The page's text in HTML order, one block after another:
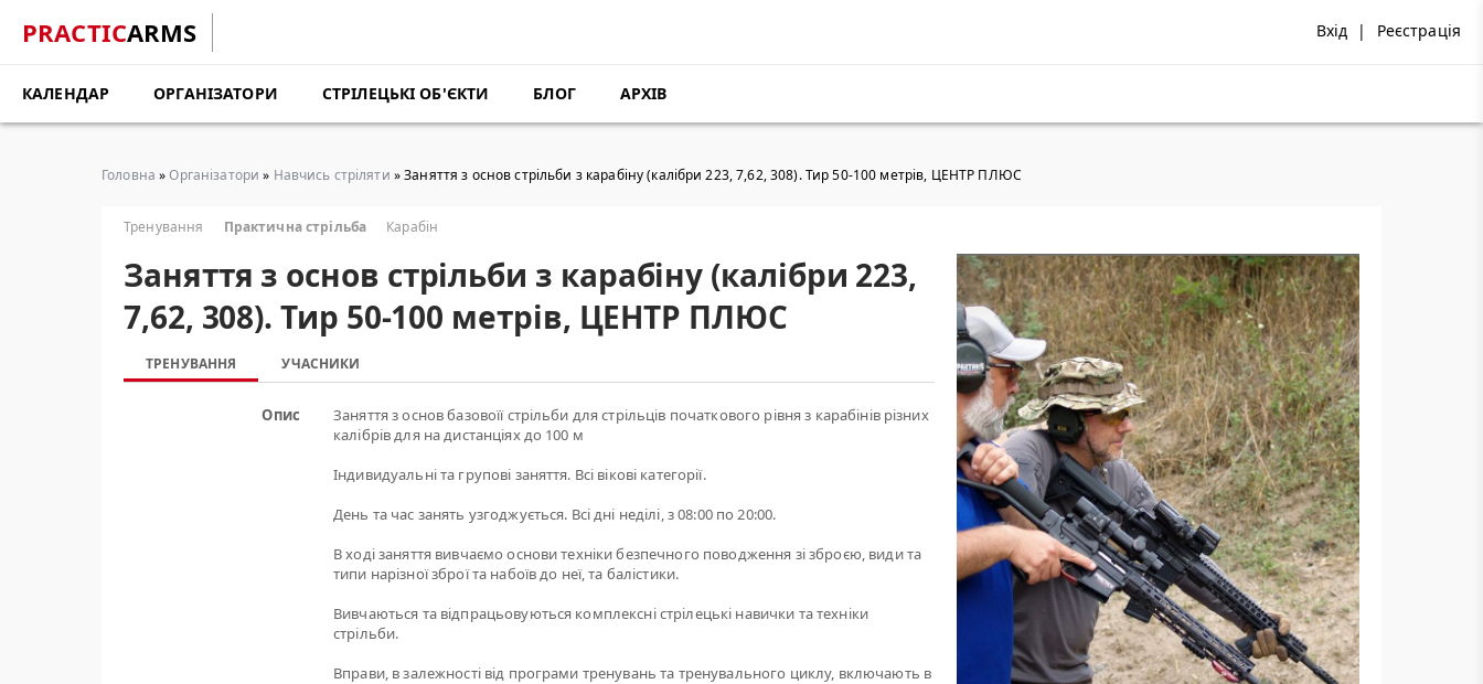
PRACTICARMS Вхід | Реєстрація
КАЛЕНДАР ОРГАНІЗАТОРИ СТРІЛЕЦЬКІ ОБ'ЄКТИ БЛОГ АРХІВ
Головна »Організатори » Навчись стріляти » Заняття з основ стрільби з карабіну (калібри 223, 7,62, 308). Тир 50-100 метрів, ЦЕНТР ПЛЮС
Тренування Практична стрільба Карабін
Заняття з основ стрільби з карабіну (калібри 223,
7,62, 308). Тир 50-100 метрів, ЦЕНТР ПЛЮС
ТРЕНУВАННЯ УЧАСНИКИ
Опис
Заняття з основ базовоїї стрільби для стрільців початкового рівня з карабінів різних
калібрів для на дистанціях до 100 м
Індивидуальні та групові заняття. Всі вікові категорії.
День та час занять узгоджується. Всі дні неділі, з 08:00 по 20:00.
В ході заняття вивчаємо основи техніки безпечного поводження зі зброєю, види та
типи нарізної зброї та набоїв до неї, та балістики.
Вивчаються та відпрацьовуються комплексні стрілецькі навички та техніки
стрільби.
Вправи, в залежності від програми тренувань та тренувального циклу, включають в